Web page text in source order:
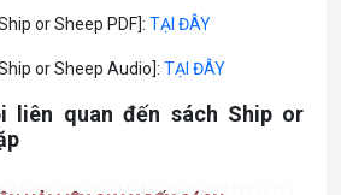
or Sheep PDF]: TẠI ĐÂY
or Sheep Audio]: TẠI ĐÂY
liên quan đến sách Ship or